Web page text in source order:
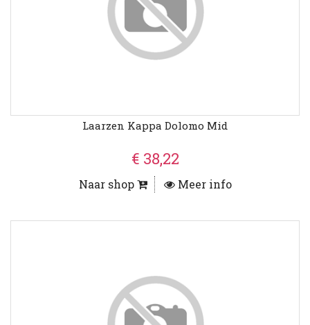
Laarzen Kappa Dolomo Mid
€ 38,22
Naar shop Meer info